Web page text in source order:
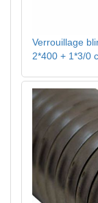
Verrouillage
2*400 + 1*3/0